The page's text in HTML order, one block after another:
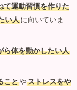
て運動習慣を作りた
い人に向いていま
ら体を動かしたい人
ことやストレスをや